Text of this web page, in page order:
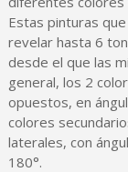
Estas pinturas
revelar hasta 6
desde el que las
general, los 2
opuestos, en
colores
laterales, con
180°.